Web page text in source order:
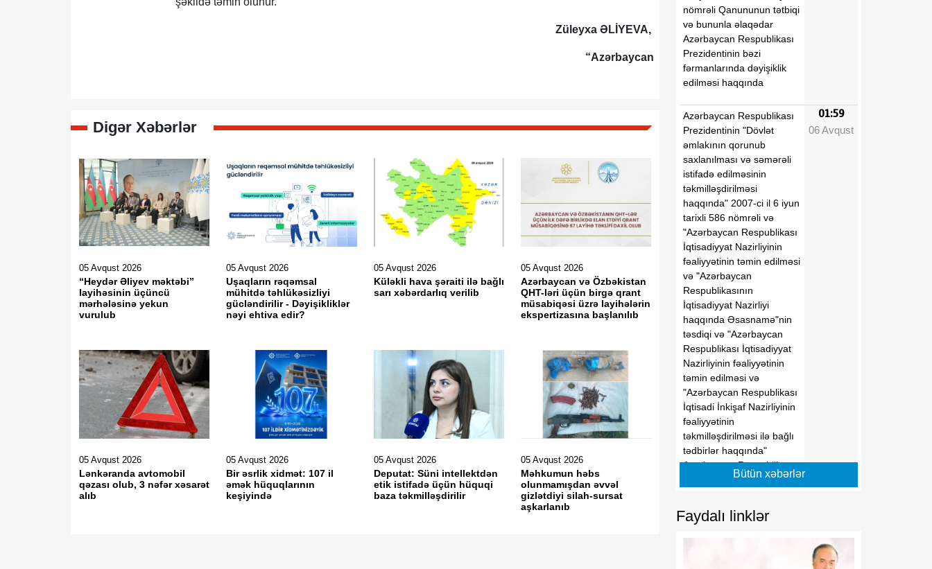
Züleyxa ƏLİYEVA,
“Azərbaycan
Digər Xəbərlər
05 Avqust 2026
“Heydər Əliyev məktəbi”
layihəsinin üçüncü
mərhələsinə yekun
vurulub
05 Avqust 2026
Uşaqların rəqəmsal
mühitdə təhlükəsizliyi
gücləndirilir - Dəyişikliklər
nəyi ehtiva edir?
05 Avqust 2026
Küləkli hava şəraiti ilə bağlı
sarı xəbərdarlıq verilib
05 Avqust 2026
Azərbaycan və Özbəkistan
QHT-ləri üçün birgə qrant
müsabiqəsi üzrə layihələrin
ekspertizasına başlanılıb
05 Avqust 2026
Lənkəranda avtomobil
qəzası olub, 3 nəfər xəsarət
alıb
05 Avqust 2026
Bir əsrlik xidmət: 107 il
əmək hüquqlarının
keşiyində
05 Avqust 2026
Deputat: Süni intellektdən
etik istifadə üçün hüquqi
baza təkmilləşdirilir
05 Avqust 2026
Məhkumun həbs
olunmamışdan əvvəl
gizlətdiyi silah-sursat
aşkarlanıb
nömrəli Qanununun tətbiqi
və bununla əlaqədar
Azərbaycan Respublikası
Prezidentinin bəzi
fərmanlarında dəyişiklik
edilməsi haqqında
Azərbaycan Respublikası
Prezidentinin "Dövlət
əmlakının qorunub
saxlanılması və səmərəli
istifadə edilməsinin
təkmilləşdirilməsi
haqqında" 2007-ci il 6 iyun
tarixli 586 nömrəli və
"Azərbaycan Respublikası
İqtisadiyyat Nazirliyinin
fəaliyyətinin təmin edilməsi
və "Azərbaycan
Respublikasının
İqtisadiyyat Nazirliyi
haqqında Əsasnamə"nin
təsdiqi və "Azərbaycan
Respublikası İqtisadiyyat
Nazirliyinin fəaliyyətinin
təmin edilməsi və
"Azərbaycan Respublikası
İqtisadi İnkişaf Nazirliyinin
fəaliyyətinin
təkmilləşdirilməsi ilə bağlı
tədbirlər haqqında"
Azərbaycan Respublikası
Prezidentinin 2006-cı il 28
Fərmanında dəyişikliklər
edilməsi barədə" 2014-cü
il 20 fevral tarixli 111
01:59
06 Avqust
Bütün xəbərlər
Faydalı linklər